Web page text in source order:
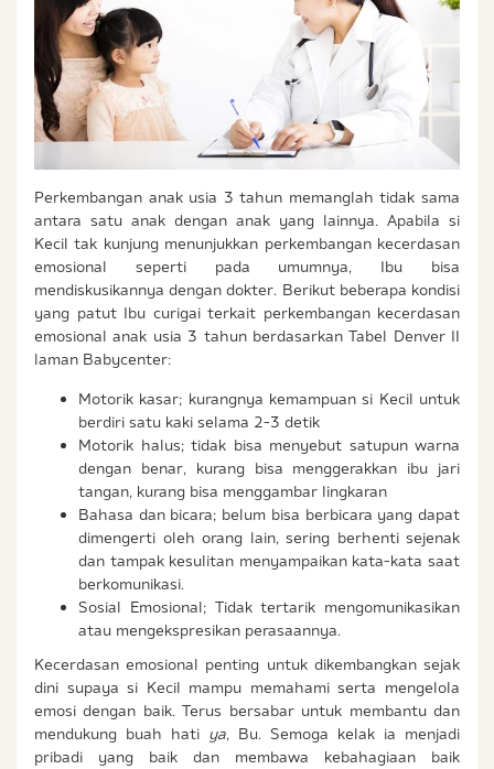
Perkembangan anak usia 3 tahun memanglah tidak sama
antara satu anak dengan anak yang lainnya. Apabila si
Kecil tak kunjung menunjukkan perkembangan kecerdasan
emosional seperti pada umumnya, Ibu bisa
mendiskusikannya dengan dokter. Berikut beberapa kondisi
yang patut Ibu curigai terkait perkembangan kecerdasan
emosional anak usia 3 tahun berdasarkan Tabel Denver II
laman Babycenter:
Motorik kasar; kurangnya kemampuan si Kecil untuk
berdiri satu kaki selama 2-3 detik
Motorik halus; tidak bisa menyebut satupun warna
dengan benar, kurang bisa menggerakkan ibu jari
tangan, kurang bisa menggambar lingkaran
Bahasa dan bicara; belum bisa berbicara yang dapat
dimengerti oleh orang lain, sering berhenti sejenak
dan tampak kesulitan menyampaikan kata-kata saat
berkomunikasi.
Sosial Emosional; Tidak tertarik mengomunikasikan
atau mengekspresikan perasaannya.
Kecerdasan emosional penting untuk dikembangkan sejak
dini supaya si Kecil mampu memahami serta mengelola
emosi dengan baik. Terus bersabar untuk membantu dan
mendukung buah hati ya, Bu. Semoga kelak ia menjadi
pribadi yang baik dan membawa kebahagiaan baik